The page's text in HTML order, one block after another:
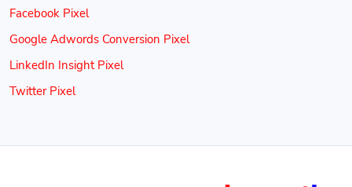
Facebook Pixel
Google Adwords Conversion Pixel
LinkedIn Insight Pixel
Twitter Pixel